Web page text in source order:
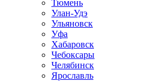
Тюмень
Улан-Удэ
Ульяновск
Уфа
Хабаровск
Чебоксары
Челябинск
Ярославль